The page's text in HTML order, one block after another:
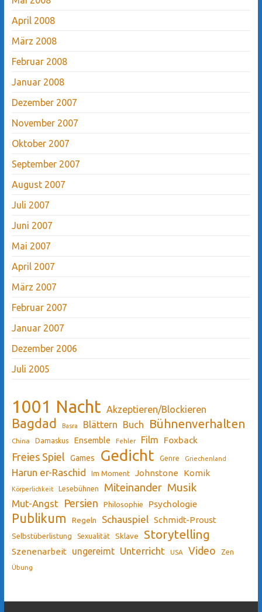
April 2008
März 2008
Februar 2008
Januar 2008
Dezember 2007
November 2007
Oktober 2007
September 2007
August 2007
Juli 2007
Juni 2007
Mai 2007
April 2007
März 2007
Februar 2007
Januar 2007
Dezember 2006
Juli 2005
1001 Nacht Akzeptieren/Blockieren
Bagdad Basra Blättern Buch Bühnenverhalten
China Damaskus Ensemble Fehler Film Foxback
Freies Spiel Games Gedicht Genre Griechenland
Harun er-Raschid Im Moment Johnstone Komik
Körperlichkeit Lesebühnen Miteinander Musik
Mut-Angst Persien Philosophie Psychologie
Publikum Regeln Schauspiel Schmidt-Proust
Selbstüberlistung Sexualität Sklave Storytelling
Szenenarbeit ungereimt Unterricht USA Video Zen
Übung